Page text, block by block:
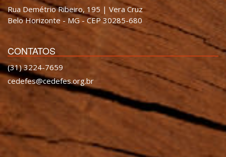
Rua Demétrio Ribeiro, 195 | Vera Cruz
Belo Horizonte - MG - CEP 30285-680
CONTATOS
(31) 3224-7659
cedefes@cedefes.org.br